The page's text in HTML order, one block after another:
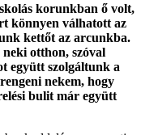
korunkban ő volt,
könnyen válhatott az
kettőt az arcunkba.
otthon, szóval
együtt szolgáltunk a
nekem, hogy
bulit már együtt